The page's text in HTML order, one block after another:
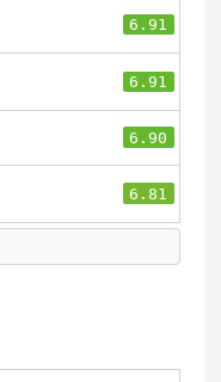
6.91
6.91
6.90
6.81